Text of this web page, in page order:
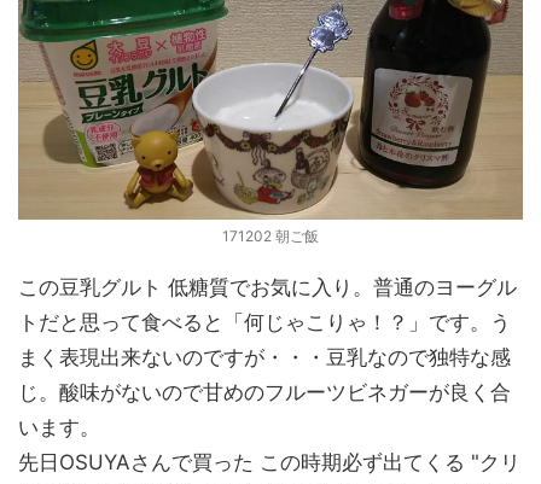
171202 朝ご飯
この豆乳グルト 低糖質でお気に入り。普通のヨーグル
トだと思って食べると「何じゃこりゃ！？」です。う
まく表現出来ないのですが・・・豆乳なので独特な感
じ。酸味がないので甘めのフルーツビネガーが良く合
います。
先日OSUYAさんで買った この時期必ず出てくる "クリ